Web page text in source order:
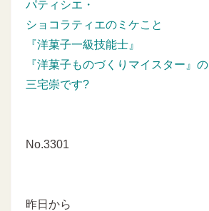
パティシエ・
ショコラティエのミケこと
『洋菓子一級技能士』
『洋菓子ものづくりマイスター』の
三宅崇です?
No.3301
昨日から